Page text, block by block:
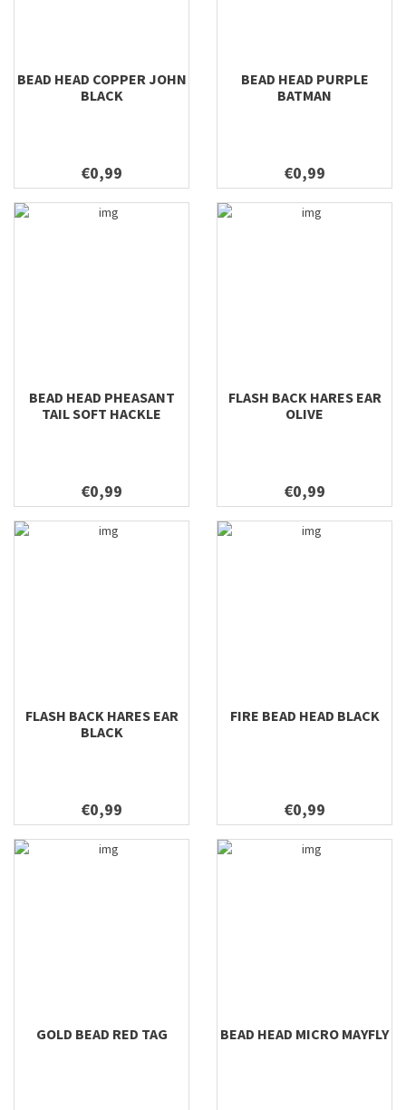
BEAD HEAD COPPER JOHN
BLACK
€0,99
BEAD HEAD PURPLE
BATMAN
€0,99
BEAD HEAD PHEASANT
TAIL SOFT HACKLE
€0,99
FLASH BACK HARES EAR
OLIVE
€0,99
FLASH BACK HARES EAR
BLACK
€0,99
FIRE BEAD HEAD BLACK
€0,99
GOLD BEAD RED TAG BEAD HEAD MICRO MAYFLY